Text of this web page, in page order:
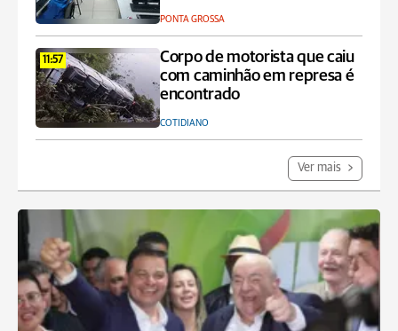
PONTA GROSSA
11:57
Corpo de motorista que caiu
com caminhão em represa é
encontrado
COTIDIANO
Ver mais